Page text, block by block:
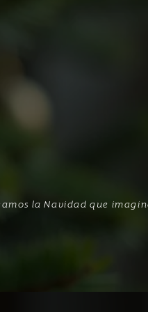
la Navidad que